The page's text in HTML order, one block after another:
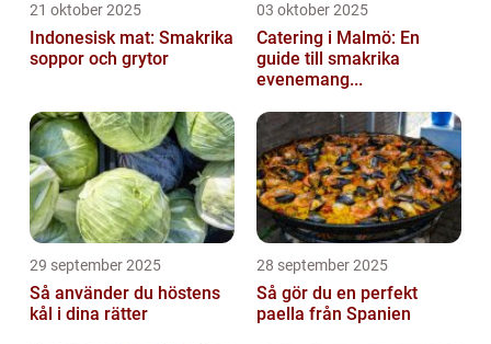
21 oktober 2025
Indonesisk mat: Smakrika
soppor och grytor
03 oktober 2025
Catering i Malmö: En
guide till smakrika
evenemang...
29 september 2025
Så använder du höstens
kål i dina rätter
28 september 2025
Så gör du en perfekt
paella från Spanien